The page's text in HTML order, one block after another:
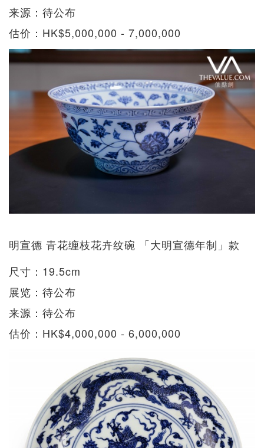
来源：待公布
估价：HK$5,000,000 - 7,000,000
明宣德 青花缠枝花卉纹碗 「大明宣德年制」款
尺寸：19.5cm
展览：待公布
来源：待公布
估价：HK$4,000,000 - 6,000,000